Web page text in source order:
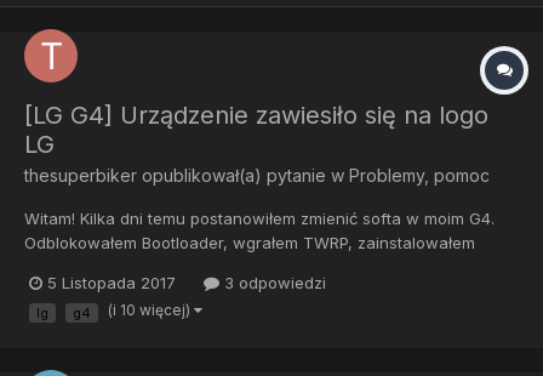
[LG G4] Urządzenie zawiesiło się na logo
LG
thesuperbiker opublikował(a) pytanie w Problemy, pomoc
Witam! Kilka dni temu postanowiłem zmienić softa w moim G4.
Odblokowałem Bootloader, wgrałem TWRP, zainstalowałem
wyłaczył i załapał bootlopa. Chciałem przez TWRP zmienić softa
na innego, ale niestety recovery się nie wczytało :/ Postan...
5 Listopada 2017 3 odpowiedzi
lg g4 (i 10 więcej)